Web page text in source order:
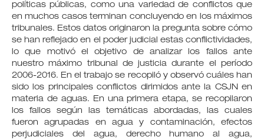
políticas públicas, como una variedad de conflictos que
en muchos casos terminan concluyendo en los máximos
tribunales. Estos datos originaron la pregunta sobre cómo
se han reflejado en el poder judicial estas conflictividades,
lo que motivó el objetivo de analizar los fallos ante
nuestro máximo tribunal de justicia durante el período
2006-2016. En el trabajo se recopiló y observó cuáles han
sido los principales conflictos dirimidos ante la CSJN en
materia de aguas. En una primera etapa, se recopilaron
los fallos según las temáticas abordadas, las cuales
fueron agrupadas en agua y contaminación, efectos
perjudiciales del agua, derecho humano al agua,